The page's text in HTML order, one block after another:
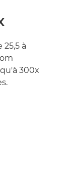
à
300x